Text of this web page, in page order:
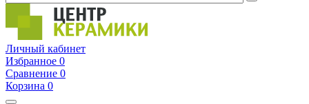
Личный кабинет
Избранное 0
Сравнение 0
Корзина 0